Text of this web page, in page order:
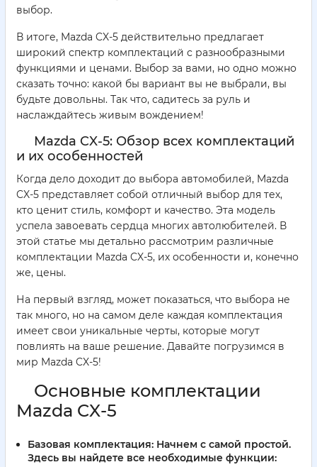
выбор.
В итоге, Mazda CX-5 действительно предлагает
широкий спектр комплектаций с разнообразными
функциями и ценами. Выбор за вами, но одно можно
сказать точно: какой бы вариант вы не выбрали, вы
будьте довольны. Так что, садитесь за руль и
наслаждайтесь живым вождением!
Mazda CX-5: Обзор всех комплектаций
и их особенностей
Когда дело доходит до выбора автомобилей, Mazda
CX-5 представляет собой отличный выбор для тех,
кто ценит стиль, комфорт и качество. Эта модель
успела завоевать сердца многих автолюбителей. В
этой статье мы детально рассмотрим различные
комплектации Mazda CX-5, их особенности и, конечно
же, цены.
На первый взгляд, может показаться, что выбора не
так много, но на самом деле каждая комплектация
имеет свои уникальные черты, которые могут
повлиять на ваше решение. Давайте погрузимся в
мир Mazda CX-5!
Основные комплектации
Mazda CX-5
Базовая комплектация: Начнем с самой простой.
Здесь вы найдете все необходимые функции: